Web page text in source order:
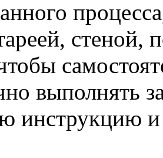
стеной,
выполнять
инструкцию и